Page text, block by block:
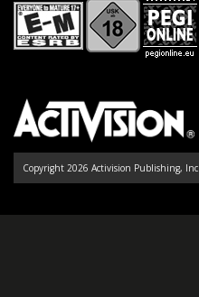
Copyright 2026 Activision Publishing, Inc.